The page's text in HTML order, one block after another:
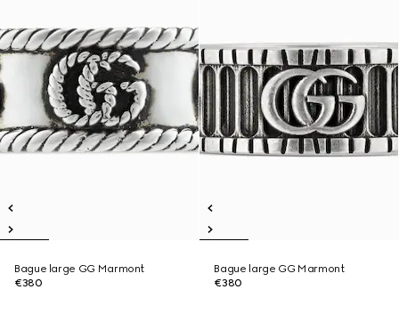
Bague large GG Marmont
€380
Bague large GG Marmont
€380